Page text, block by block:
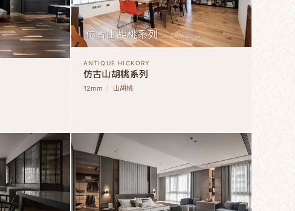
ANTIQUE HICKORY
仿古山胡桃系列
12mm ｜ 山胡桃